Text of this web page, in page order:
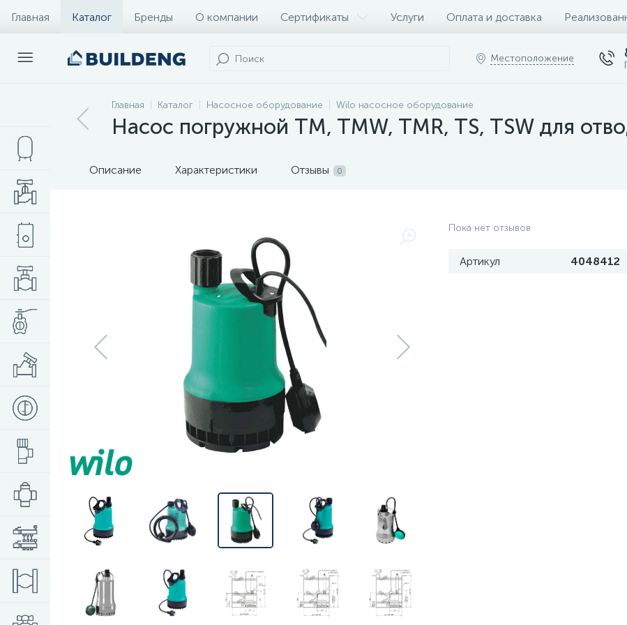
Главная Каталог Бренды О компании Сертификаты Услуги Оплата и доставка
Местоположение
Главная Каталог Насосное оборудование Wilo насосное оборудование
Насос погружной TM, TMW, TMR, TS, TSW для
Описание Характеристики Отзывы 0
Пока нет отзывов
Артикул 4048412